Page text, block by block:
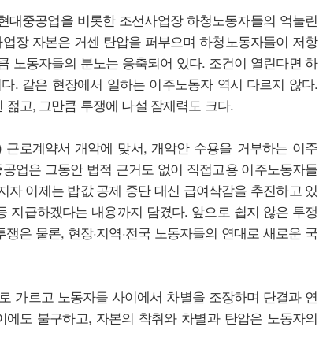
중공업을 비롯한 조선사업장 하청노동자들의 억눌린
장 자본은 거센 탄압을 퍼부으며 하청노동자들이 저항
노동자들의 분노는 응축되어 있다. 조건이 열린다면 하
. 같은 현장에서 일하는 이주노동자 역시 다르지 않다.
고, 그만큼 투쟁에 나설 잠재력도 크다.
로계약서 개악에 맞서, 개악안 수용을 거부하는 이주
업은 그동안 법적 근거도 없이 직접고용 이주노동자들
이제는 밥값 공제 중단 대신 급여삭감을 추진하고 있
지급하겠다는 내용까지 담겼다. 앞으로 쉽지 않은 투쟁
은 물론, 현장·지역·전국 노동자들의 연대로 새로운 국
가르고 노동자들 사이에서 차별을 조장하며 단결과 연
도 불구하고, 자본의 착취와 차별과 탄압은 노동자의